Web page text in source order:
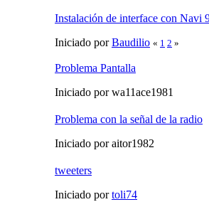
Instalación de interface con Navi
Iniciado porBaudilio « 1 2 »
Problema Pantalla
Iniciado por wa11ace1981
Problema con la señal de la radio
Iniciado por aitor1982
tweeters
Iniciado portoli74